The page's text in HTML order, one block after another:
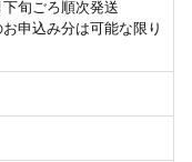
旬ごろ順次発送
申込み分は可能な限り